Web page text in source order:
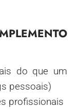
do que um
pessoais)
profissionais